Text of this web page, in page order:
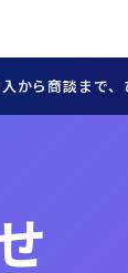
から商談まで、